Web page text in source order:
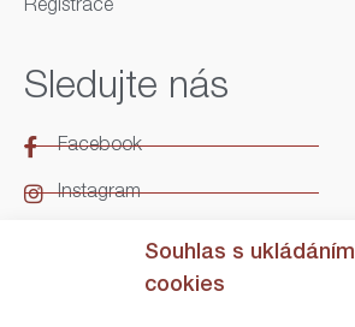
Souhlas s ukládáním
cookies
Registrace
Sledujte nás
Facebook
Instagram